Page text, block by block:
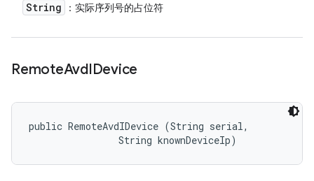
String ：实际序列号的占位符
RemoteAvdIDevice
public RemoteAvdIDevice (String serial,
                String knownDeviceIp)